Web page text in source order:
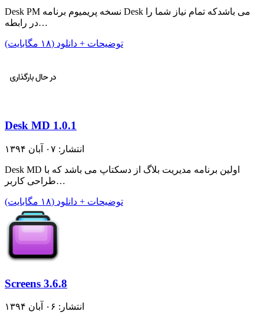
Desk PM نسخه پریمیوم برنامه Desk می باشدکه تمام نیاز شما را
در رابطه…
توضیحات + دانلود (۱۸ مگابایت)
Desk MD 1.0.1
انتشار: ۰۷ آبان ۱۳۹۴
Desk MD اولین برنامه مدیریت بلاگ از دسکتاپ می باشد که با
طراحی کاربر…
توضیحات + دانلود (۱۸ مگابایت)
Screens 3.6.8
انتشار: ۰۶ آبان ۱۳۹۴